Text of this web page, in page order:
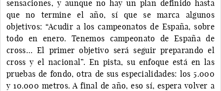
sensaciones, y aunque no hay un plan definido hasta
que no termine el año, sí que se marca algunos
objetivos: “Acudir a los campeonatos de España, sobre
todo en enero. Tenemos campeonato de España de
cross… El primer objetivo será seguir preparando el
cross y el nacional”. En pista, su enfoque está en las
pruebas de fondo, otra de sus especialidades: los 5.000
y 10.000 metros. A final de año, eso sí, espera volver a